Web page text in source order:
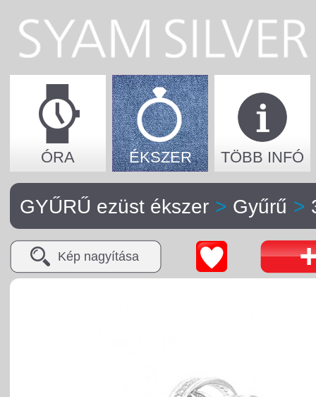
ÓRA ÉKSZER TÖBB INFÓ
GYŰRŰ ezüst ékszer > Gyűrű >
Kép nagyítása